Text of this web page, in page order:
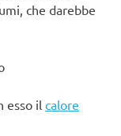
che darebbe
esso il calore